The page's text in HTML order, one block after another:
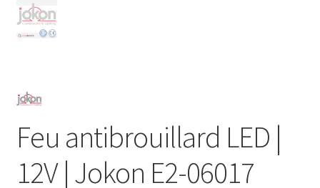
Feu antibrouillard LED |
12V | Jokon E2-06017